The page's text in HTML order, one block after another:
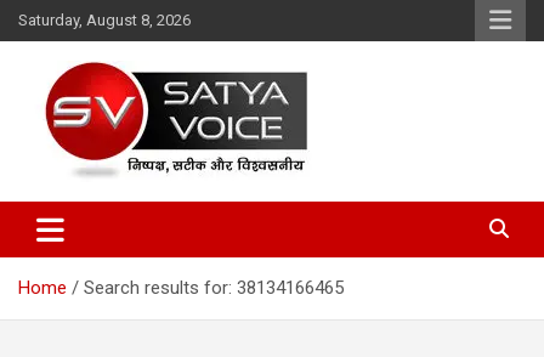
Skip
to
Saturday, August 8, 2026
Satya Voice
Home Search results for: 38134166465